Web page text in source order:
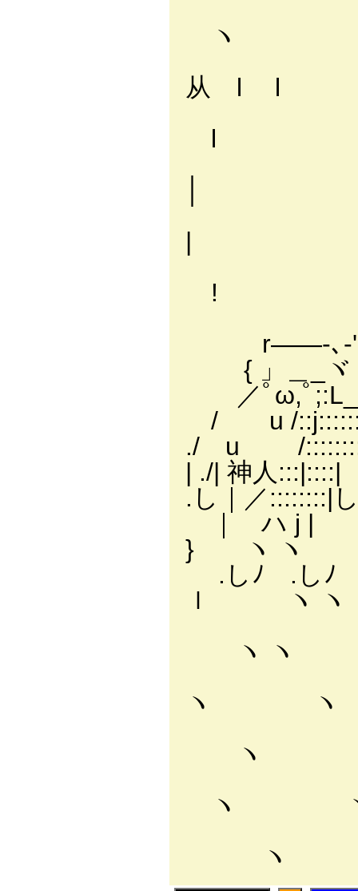
ヽ
从 l l
l
|
!
r――-､-''
{ 」
／ﾟω,ﾟ
/ u /
./ u /
| ./| 神
.し｜／
｜
} ヽ ヽ
.しﾉ
ｌ ヽ ヽ
ヽ ヽ
ヽ ヽ
ヽ
ヽ
ヽ